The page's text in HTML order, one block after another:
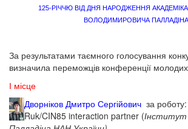
125-РІЧЧЮ ВІД ДНЯ НАРОДЖЕННЯ
ВОЛОДИМИРОВИЧА ПАЛЛАДІНА
За результатами таємного голосування
визначила переможців конференції
І місце
Дворніков Дмитро Сергійович за
Ruk/CIN85 interaction partner (Інститут